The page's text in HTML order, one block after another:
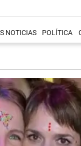
NOTICIAS POLÍTICA